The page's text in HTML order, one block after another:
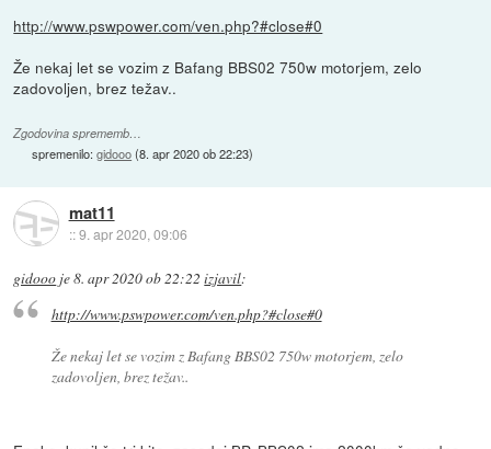
http://www.pswpower.com/ven.php?#close#0
Že nekaj let se vozim z Bafang BBS02 750w motorjem, zelo
zadovoljen, brez težav..
Zgodovina sprememb…
spremenilo:gidooo(8. apr 2020 ob 22:23)
mat11
::9. apr 2020, 09:06
gidooo je8. apr 2020 ob 22:22 izjavil:
http://www.pswpower.com/ven.php?#close#0
Že nekaj let se vozim z Bafang BBS02 750w motorjem, zelo
zadovoljen, brez težav..